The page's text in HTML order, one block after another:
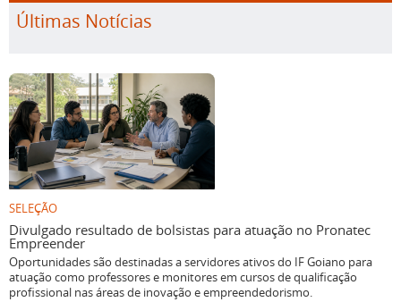
Últimas Notícias
SELEÇÃO
Divulgado resultado de bolsistas para atuação no Pronatec
Empreender
Oportunidades são destinadas a servidores ativos do IF Goiano para
atuação como professores e monitores em cursos de qualificação
profissional nas áreas de inovação e empreendedorismo.